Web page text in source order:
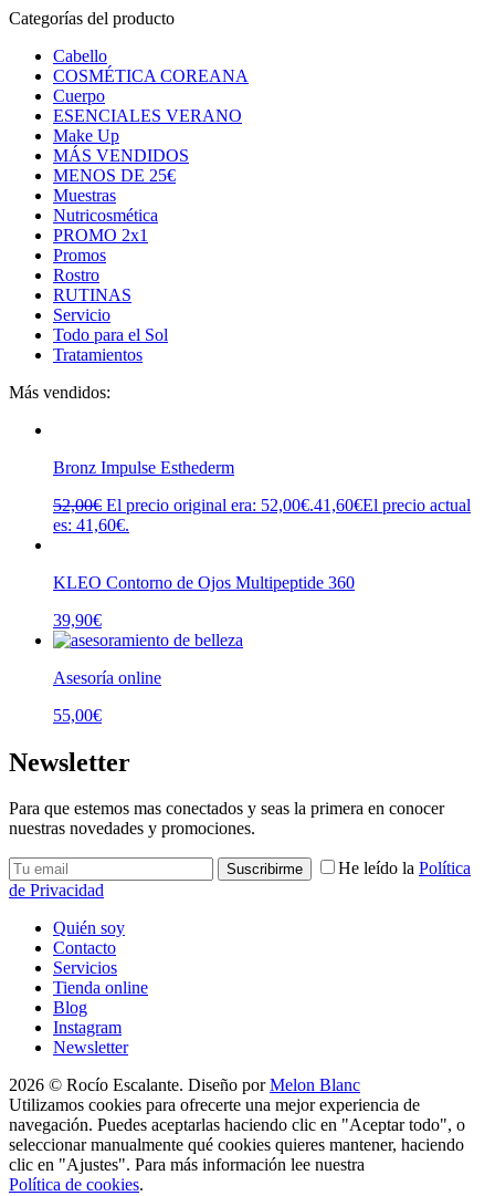
Categorías del producto
Cabello
COSMÉTICA COREANA
Cuerpo
ESENCIALES VERANO
Make Up
MÁS VENDIDOS
MENOS DE 25€
Muestras
Nutricosmética
PROMO 2x1
Promos
Rostro
RUTINAS
Servicio
Todo para el Sol
Tratamientos
Más vendidos:
Bronz Impulse Esthederm
52,00€ El precio original era: 52,00€.41,60€El precio actual
es: 41,60€.
KLEO Contorno de Ojos Multipeptide 360
39,90€
Asesoría online
55,00€
Newsletter
Para que estemos mas conectados y seas la primera en conocer
nuestras novedades y promociones.
He leído la Política
de Privacidad
Quién soy
Contacto
Servicios
Tienda online
Blog
Instagram
Newsletter
2026 © Rocío Escalante. Diseño porMelon Blanc
Utilizamos cookies para ofrecerte una mejor experiencia de
navegación. Puedes aceptarlas haciendo clic en "Aceptar todo", o
seleccionar manualmente qué cookies quieres mantener, haciendo
clic en "Ajustes". Para más información lee nuestra
Política de cookies.